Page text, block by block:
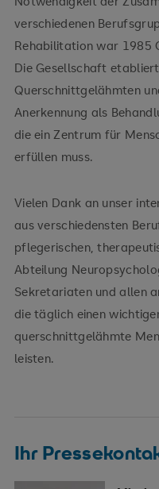
verschiedenen
Rehabilitation war 1985
Die Gesellschaft
Querschnittgelähmten
Anerkennung als
die ein Zentrum für
erfüllen muss.
Vielen Dank an unser
aus verschiedensten
pflegerischen,
Abteilung
Sekretariaten und allen
die täglich einen
querschnittgelähmte
leisten.
Ihr